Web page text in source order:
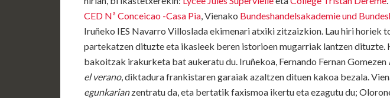
CED Nª Conceicao -Casa Pia , Vienako Bundeshandelsakademie und
Iruñeko IES Navarro Villoslada ekimenari atxiki zitzaizkion. Lau hiri horiek
partekatzen dituzte eta ikasleek beren istorioen mugarriak lantzen dituzte.
bakoitzak irakurketa bat aukeratu du. Iruñekoa, Fernando Fernan Gomezen
el verano, diktadura frankistaren garaiak azaltzen dituen kakoa bezala.
egunkarianzentratu da, eta bertatik faxismoa ikertu eta ezagutu du;